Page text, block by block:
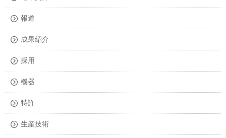
報道
成果紹介
採用
機器
特許
生産技術